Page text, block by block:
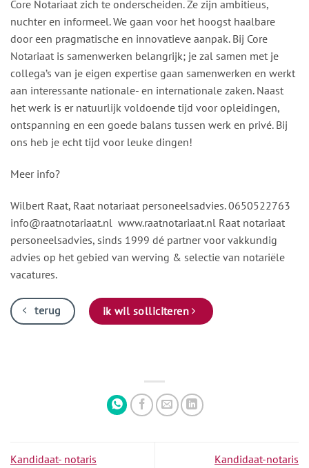
Core Notariaat zich te onderscheiden. Ze zijn ambitieus,
nuchter en informeel. We gaan voor het hoogst haalbare
door een pragmatische en innovatieve aanpak. Bij Core
Notariaat is samenwerken belangrijk; je zal samen met je
collega’s van je eigen expertise gaan samenwerken en werkt
aan interessante nationale- en internationale zaken. Naast
het werk is er natuurlijk voldoende tijd voor opleidingen,
ontspanning en een goede balans tussen werk en privé. Bij
ons heb je echt tijd voor leuke dingen!
Meer info?
Wilbert Raat, Raat notariaat personeelsadvies. 0650522763
info@raatnotariaat.nl www.raatnotariaat.nl Raat notariaat
personeelsadvies, sinds 1999 dé partner voor vakkundig
advies op het gebied van werving & selectie van notariële
vacatures.
terug ik wil solliciteren
Kandidaat- notaris
Kandidaat-notaris